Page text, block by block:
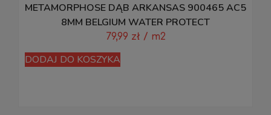
METAMORPHOSE DĄB ARKANSAS 900465 AC5
8MM BELGIUM WATER PROTECT
79,99 zł / m2
DODAJ DO KOSZYKA